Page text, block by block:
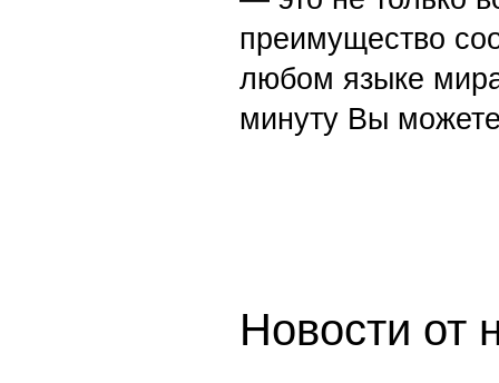
преимущество
любом языке
минуту Вы
Новости от